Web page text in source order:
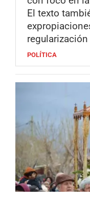
El texto
POLÍTICA